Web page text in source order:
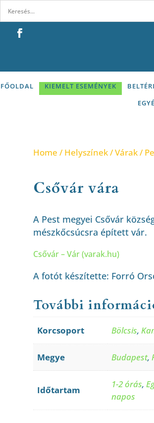
FŐOLDAL KIEMELT ESEMÉNYEK
Home /Helyszínek/Várak/
Csővár vára
A Pest megyei Csővár
mészkőcsúcsra épített vár.
Csővár – Vár (varak.hu)
A fotót készítette: Forró
További
Korcsoport Bölcsis,
Megye Budapest,
Időtartam
1-2 órás,
napos